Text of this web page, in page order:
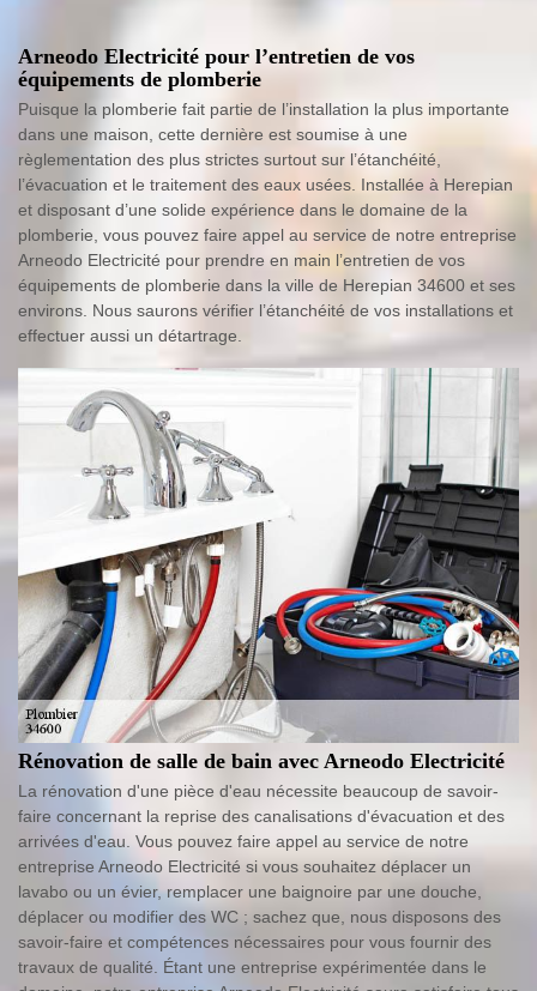
Arneodo Electricité pour l’entretien de vos
équipements de plomberie
Puisque la plomberie fait partie de l’installation la plus importante
dans une maison, cette dernière est soumise à une
règlementation des plus strictes surtout sur l’étanchéité,
l’évacuation et le traitement des eaux usées. Installée à Herepian
et disposant d’une solide expérience dans le domaine de la
plomberie, vous pouvez faire appel au service de notre entreprise
Arneodo Electricité pour prendre en main l’entretien de vos
équipements de plomberie dans la ville de Herepian 34600 et ses
environs. Nous saurons vérifier l’étanchéité de vos installations et
effectuer aussi un détartrage.
Rénovation de salle de bain avec Arneodo Electricité
La rénovation d'une pièce d'eau nécessite beaucoup de savoir-
faire concernant la reprise des canalisations d'évacuation et des
arrivées d'eau. Vous pouvez faire appel au service de notre
entreprise Arneodo Electricité si vous souhaitez déplacer un
lavabo ou un évier, remplacer une baignoire par une douche,
déplacer ou modifier des WC ; sachez que, nous disposons des
savoir-faire et compétences nécessaires pour vous fournir des
travaux de qualité. Étant une entreprise expérimentée dans le